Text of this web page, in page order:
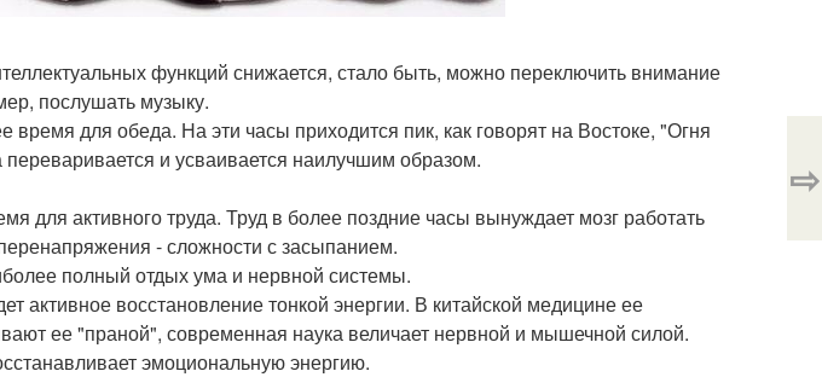
функций снижается, стало быть, можно переключить внимание
послушать музыку.
для обеда. На эти часы приходится пик, как говорят на Востоке, "Огня
и усваивается наилучшим образом.
для активного труда. Труд в более поздние часы вынуждает мозг работать
- сложности с засыпанием.
полный отдых ума и нервной системы.
активное восстановление тонкой энергии. В китайской медицине ее
ее "праной", современная наука величает нервной и мышечной силой.
эмоциональную энергию.
⇨